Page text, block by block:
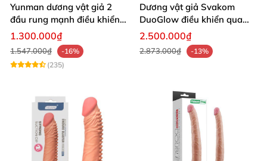
Yunman dương vật giả 2
đầu rung mạnh điều khiển
không dây Les
1.300.000₫
1.547.000₫
-16%
(235)
Dương vật giả Svakom
DuoGlow điều khiển qua
app massage điểm G và âm
2.500.000₫
2.873.000₫ -13%